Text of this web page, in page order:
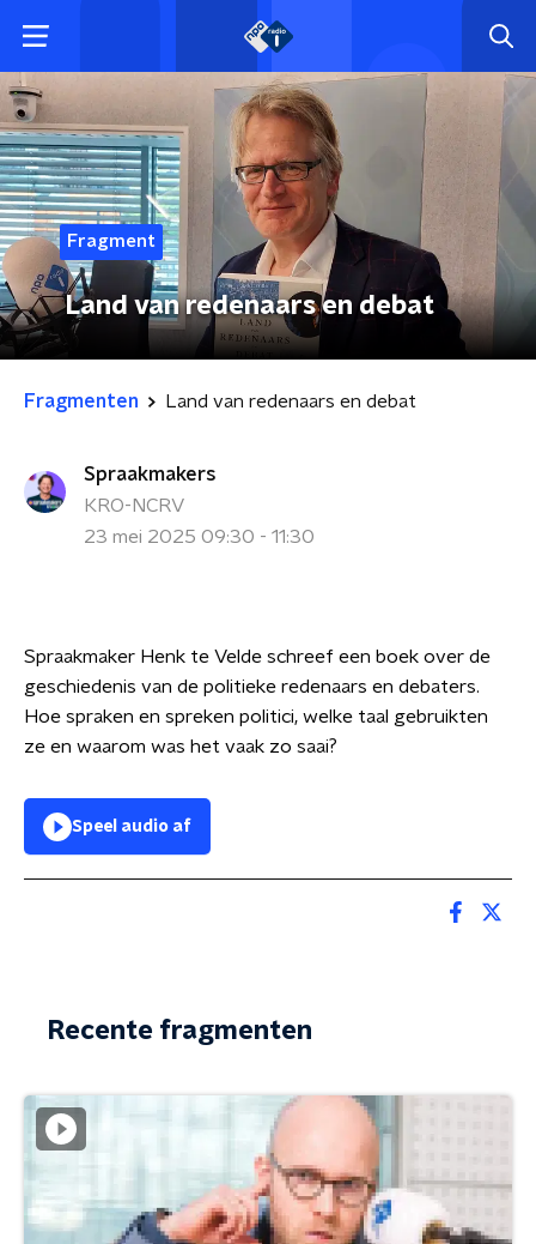
Fragment
Land van redenaars en debat
Fragmenten Land van redenaars en debat
Spraakmakers
KRO-NCRV
23 mei 2025 09:30 - 11:30
Spraakmaker Henk te Velde schreef een boek over de
geschiedenis van de politieke redenaars en debaters.
Hoe spraken en spreken politici, welke taal gebruikten
ze en waarom was het vaak zo saai?
Speel audio af
Recente fragmenten